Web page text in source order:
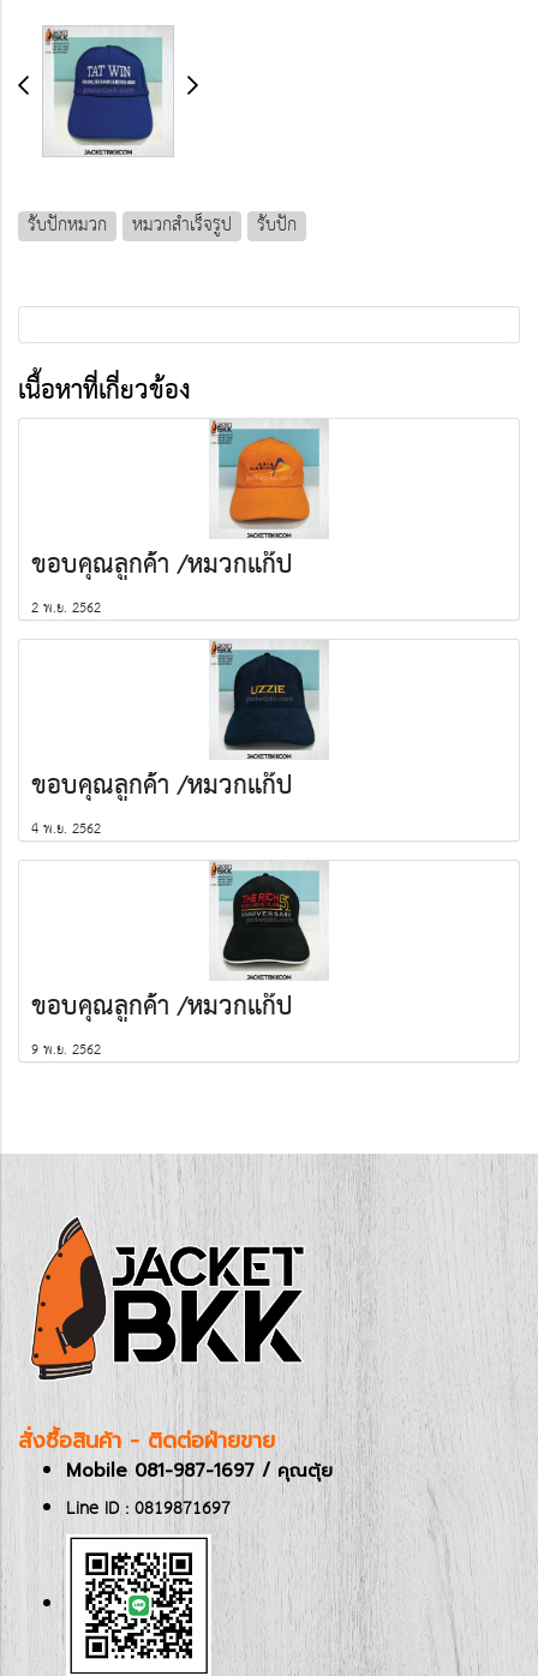
รับปักหมวก หมวกสำเร็จรูป รับปัก
เนื้อหาที่เกี่ยวข้อง
ขอบคุณลูกค้า /หมวกแก๊ป
2 พ.ย. 2562
ขอบคุณลูกค้า /หมวกแก๊ป
4 พ.ย. 2562
ขอบคุณลูกค้า /หมวกแก๊ป
9 พ.ย. 2562
สั่งซื้อสินค้า - ติดต่อฝ่ายขาย
Mobile 081-987-1697 / คุณตุ้ย
Line ID : 0819871697